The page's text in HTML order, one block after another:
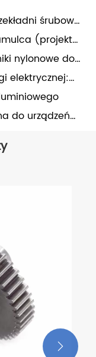
śrubowej
(projekt
nylonowe do
elektrycznej:
odlewania i
do urządzeń
